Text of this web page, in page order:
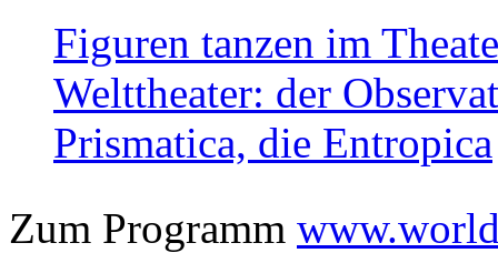
Figuren tanzen im
Welttheater: der
Prismatica, die Entropica
Zum Programm